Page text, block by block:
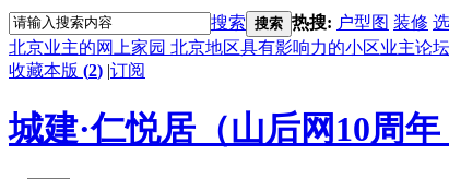
搜索 搜索 热搜: 户型图 装修
北京业主的网上家园 北京地区具有影响力的小区业主论坛
收藏本版 (2) |订阅
城建·仁悦居（山后网10周